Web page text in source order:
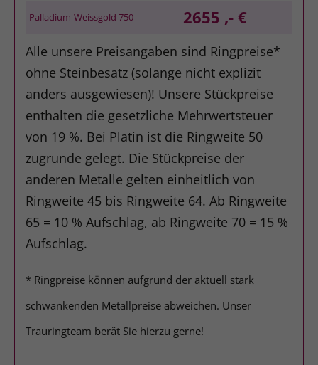
Palladium-Weissgold 750 2655 ,- €
Alle unsere Preisangaben sind Ringpreise*
ohne Steinbesatz (solange nicht explizit
anders ausgewiesen)! Unsere Stückpreise
enthalten die gesetzliche Mehrwertsteuer
von 19 %. Bei Platin ist die Ringweite 50
zugrunde gelegt. Die Stückpreise der
anderen Metalle gelten einheitlich von
Ringweite 45 bis Ringweite 64. Ab Ringweite
65 = 10 % Aufschlag, ab Ringweite 70 = 15 %
Aufschlag.
* Ringpreise können aufgrund der aktuell stark
schwankenden Metallpreise abweichen. Unser
Trauringteam berät Sie hierzu gerne!